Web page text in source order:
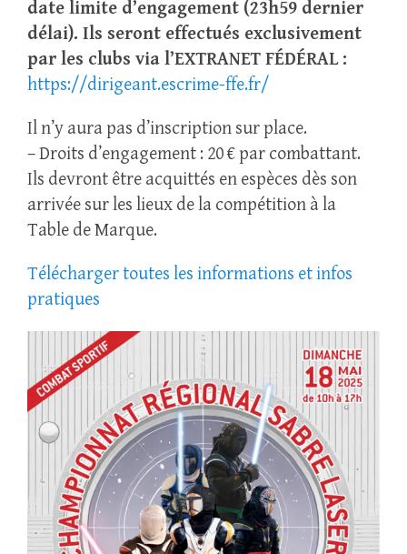
date limite d’engagement (23h59 dernier
délai). Ils seront effectués exclusivement
par les clubs via l’EXTRANET FÉDÉRAL :
https://dirigeant.escrime-ffe.fr/
Il n’y aura pas d’inscription sur place.
– Droits d’engagement : 20 € par combattant.
Ils devront être acquittés en espèces dès son
arrivée sur les lieux de la compétition à la
Table de Marque.
Télécharger toutes les informations et infos
pratiques